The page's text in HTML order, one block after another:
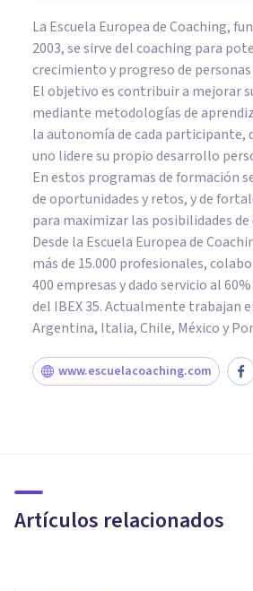
La Escuela Europea de Coaching,
2003, se sirve del coaching para
crecimiento y progreso de
El objetivo es contribuir a mejorar
mediante metodologías de
la autonomía de cada participante,
uno lidere su propio desarrollo
En estos programas de formación
de oportunidades y retos, y de
para maximizar las posibilidades de
Desde la Escuela Europea de
más de 15.000 profesionales,
400 empresas y dado servicio al
del IBEX 35. Actualmente trabajan
Argentina, Italia, Chile, México y
www.escuelacoaching.com
Artículos relacionados
historia y métodos